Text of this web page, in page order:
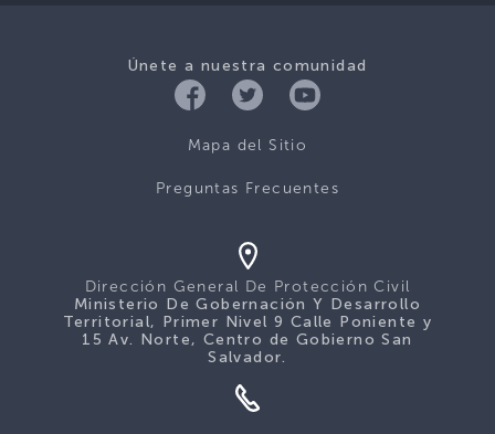
Únete a nuestra comunidad
Mapa del Sitio
Preguntas Frecuentes
Dirección General De Protección Civil
Ministerio De Gobernación Y Desarrollo
Territorial, Primer Nivel 9 Calle Poniente y
15 Av. Norte, Centro de Gobierno San
Salvador.